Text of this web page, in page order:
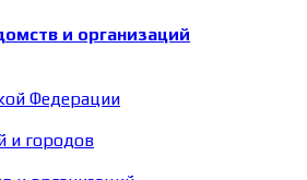
и организаций
Федерации
и городов